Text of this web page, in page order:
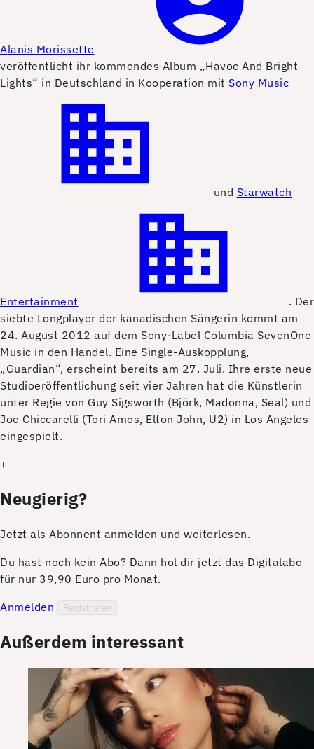
Alanis Morissette
veröffentlicht ihr kommendes Album „Havoc And Bright
Lights“ in Deutschland in Kooperation mit Sony Music
und Starwatch
Entertainment
. Der
siebte Longplayer der kanadischen Sängerin kommt am
24. August 2012 auf dem Sony-Label Columbia SevenOne
Music in den Handel. Eine Single-Auskopplung,
„Guardian“, erscheint bereits am 27. Juli. Ihre erste neue
Studioeröffentlichung seit vier Jahren hat die Künstlerin
unter Regie von Guy Sigsworth (Björk, Madonna, Seal) und
Joe Chiccarelli (Tori Amos, Elton John, U2) in Los Angeles
eingespielt.
+
Neugierig?
Jetzt als Abonnent anmelden und weiterlesen.
Du hast noch kein Abo? Dann hol dir jetzt das Digitalabo
für nur 39,90 Euro pro Monat.
Anmelden
Registrieren
Außerdem interessant